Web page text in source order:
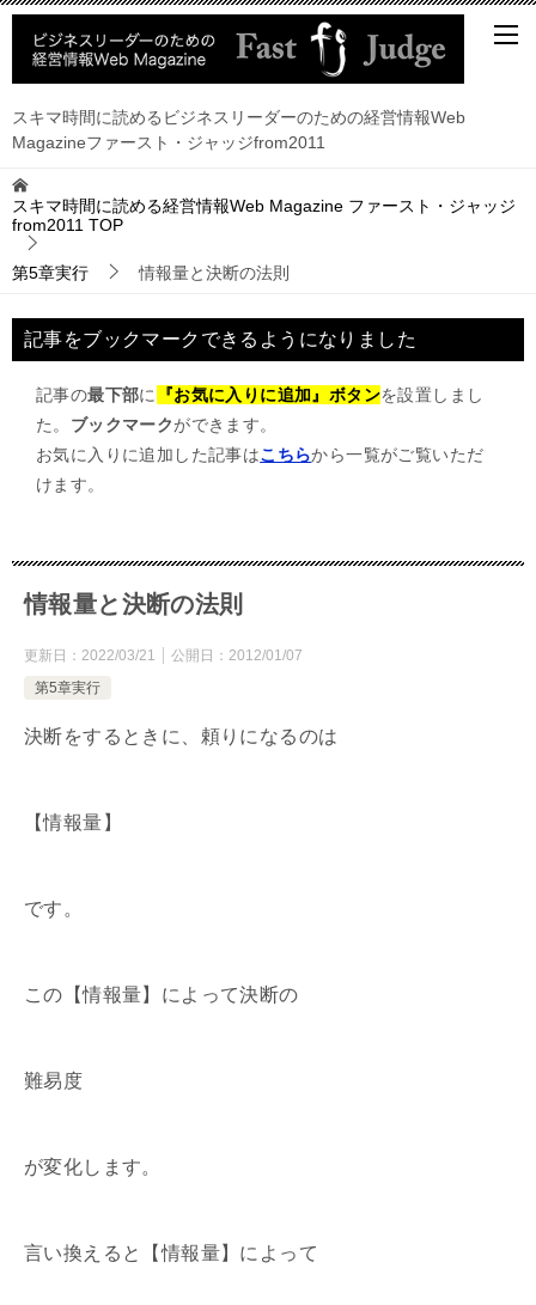
スキマ時間に読めるビジネスリーダーのための経営情報Web
Magazineファースト・ジャッジfrom2011
スキマ時間に読める経営情報Web Magazine ファースト・ジャッジ
from2011 TOP
第5章実行 情報量と決断の法則
記事をブックマークできるようになりました
記事の最下部に 『お気に入りに追加』ボタンを設置しまし
た。 ブックマークができます。
お気に入りに追加した記事はこちらから一覧がご覧いただ
けます。
情報量と決断の法則
更新日： 2022/03/21 公開日： 2012/01/07
第5章実行
決断をするときに、頼りになるのは
【情報量】
です。
この【情報量】によって決断の
難易度
が変化します。
言い換えると【情報量】によって